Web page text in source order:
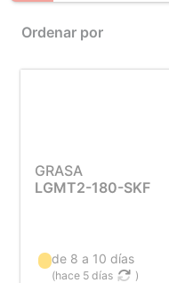
Ordenar por
GRASA
LGMT2-180-SKF
de 8 a 10 días
(hace 5 días )